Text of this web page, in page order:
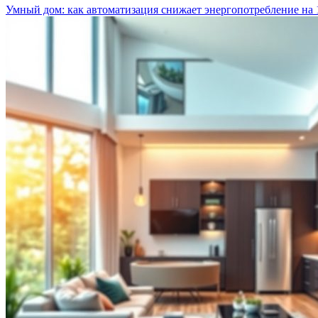
Умный дом: как автоматизация снижает энергопотребление на